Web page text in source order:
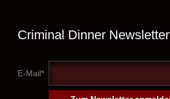
Criminal Dinner Newsletter
E-Mail*